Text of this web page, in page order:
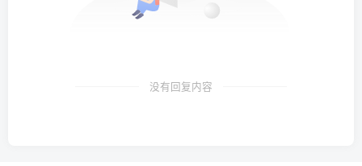
没有回复内容